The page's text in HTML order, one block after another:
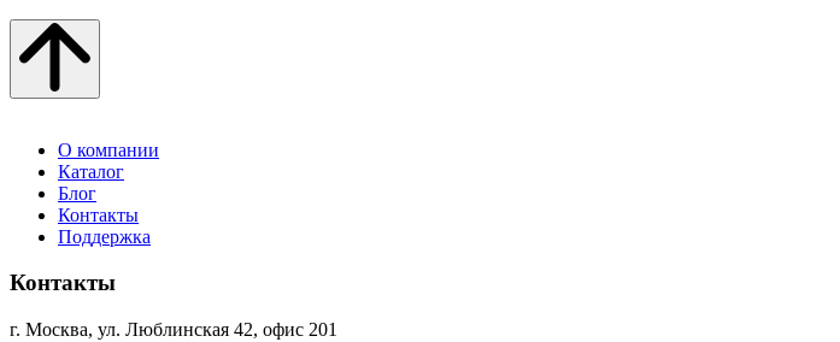
О компании
Каталог
Блог
Контакты
Поддержка
Контакты
г. Москва, ул. Люблинская 42, офис 201